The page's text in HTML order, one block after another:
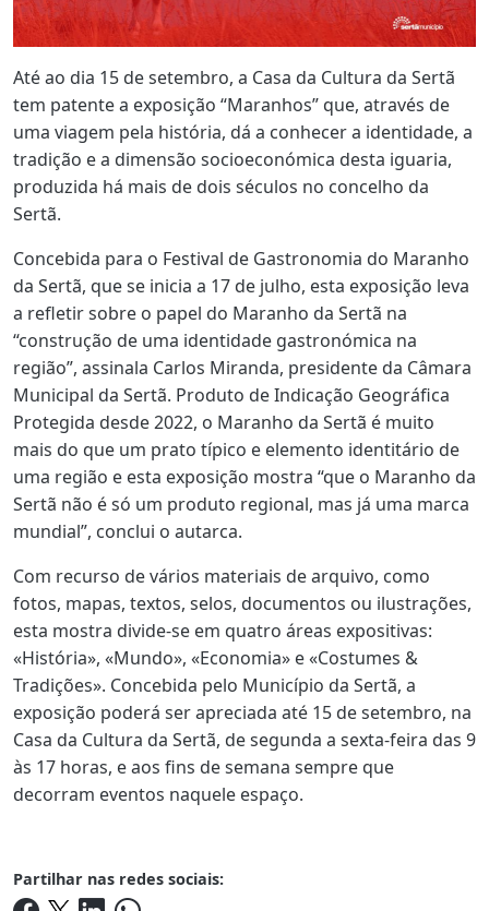
Até ao dia 15 de setembro, a Casa da Cultura da Sertã
tem patente a exposição “Maranhos” que, através de
uma viagem pela história, dá a conhecer a identidade, a
tradição e a dimensão socioeconómica desta iguaria,
produzida há mais de dois séculos no concelho da
Sertã.
Concebida para o Festival de Gastronomia do Maranho
da Sertã, que se inicia a 17 de julho, esta exposição leva
a refletir sobre o papel do Maranho da Sertã na
“construção de uma identidade gastronómica na
região”, assinala Carlos Miranda, presidente da Câmara
Municipal da Sertã. Produto de Indicação Geográfica
Protegida desde 2022, o Maranho da Sertã é muito
mais do que um prato típico e elemento identitário de
uma região e esta exposição mostra “que o Maranho da
Sertã não é só um produto regional, mas já uma marca
mundial”, conclui o autarca.
Com recurso de vários materiais de arquivo, como
fotos, mapas, textos, selos, documentos ou ilustrações,
esta mostra divide-se em quatro áreas expositivas:
«História», «Mundo», «Economia» e «Costumes &
Tradições». Concebida pelo Município da Sertã, a
exposição poderá ser apreciada até 15 de setembro, na
Casa da Cultura da Sertã, de segunda a sexta-feira das 9
às 17 horas, e aos fins de semana sempre que
decorram eventos naquele espaço.
Partilhar nas redes sociais: